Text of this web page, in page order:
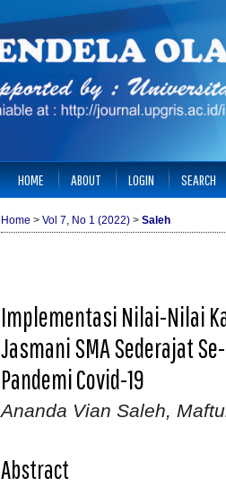
HOME ABOUT LOGIN SEARCH
Home > Vol 7, No 1 (2022) > Saleh
Implementasi Nilai-Nilai
Jasmani SMA Sederajat
Pandemi Covid-19
Ananda Vian Saleh,
Abstract